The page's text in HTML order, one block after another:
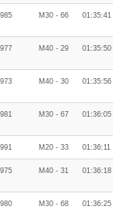
M30 - 66 01:35:41
M40 - 29 01:35:50
M40 - 30 01:35:56
M30 - 67 01:36:05
M20 - 33 01:36:11
M40 - 31 01:36:18
M30 - 68 01:36:25